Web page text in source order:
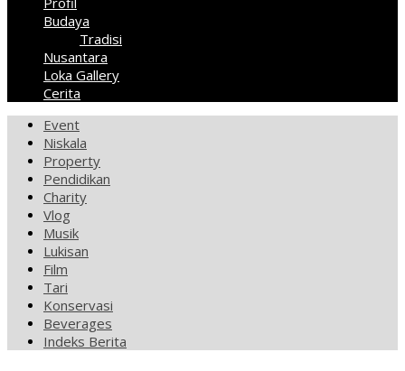
Budaya
Tradisi
Nusantara
Loka Gallery
Cerita
Event
Niskala
Property
Pendidikan
Charity
Vlog
Musik
Lukisan
Film
Tari
Konservasi
Beverages
Indeks Berita